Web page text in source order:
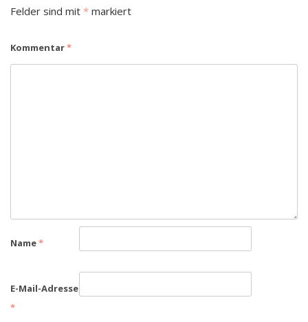
Felder sind mit * markiert
Kommentar*
Name*
E-Mail-Adresse
*